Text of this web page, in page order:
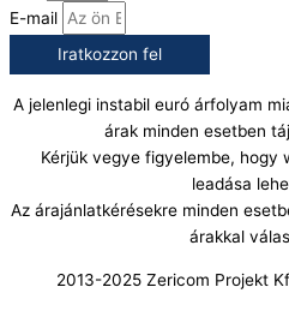
E-mail
Iratkozzon fel
A jelenlegi instabil euró árfolyam
árak minden esetben
Kérjük vegye figyelembe, hogy
leadása
Az árajánlatkérésekre minden
árakkal
2013-2025 Zericom Projekt